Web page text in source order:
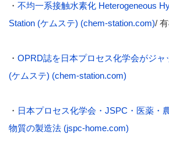
・ 不均一系接触水素化 Heterogeneous
Station (ケムステ) (chem-station.com)/
・ OPRD誌を日本プロセス化学会がジャ
(ケムステ) (chem-station.com)
・ 日本プロセス化学会・JSPC・医薬・
物質の製造法 (jspc-home.com)